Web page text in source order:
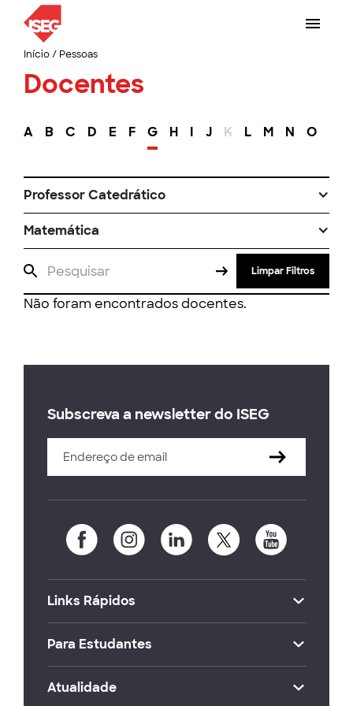
Início/ Pessoas
Docentes
A B C D E F G H I J K L M N O
Professor Catedrático
Matemática
Limpar Filtros
Não foram encontrados docentes.
Subscreva a newsletter do ISEG
Links Rápidos
Para Estudantes
Atualidade